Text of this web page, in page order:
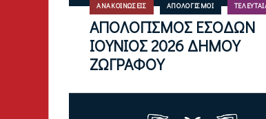
ΑΝΑΚΟΙΝΏΣΕΙΣ ΑΠΟΛΟΓΙΣΜΟΊ
ΑΠΟΛΟΓΙΣΜΟΣ ΕΣΟΔΩΝ
ΙΟΥΝΙΟΣ 2026 ΔΗΜΟΥ
ΖΩΓΡΑΦΟΥ